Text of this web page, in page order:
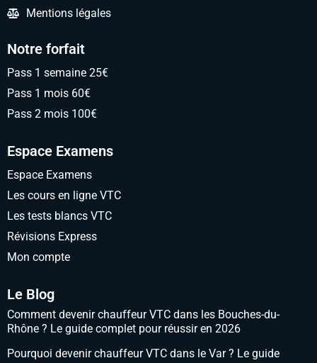
Mentions légales
Notre forfait
Pass 1 semaine 25€
Pass 1 mois 60€
Pass 2 mois 100€
Espace Examens
Espace Examens
Les cours en ligne VTC
Les tests blancs VTC
Révisions Express
Mon compte
Le Blog
Comment devenir chauffeur VTC dans les Bouches-du-
Rhône ? Le guide complet pour réussir en 2026
Pourquoi devenir chauffeur VTC dans le Var ? Le guide